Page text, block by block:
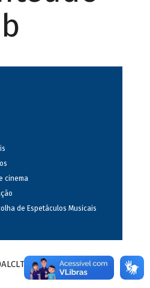
cinema
de Espetáculos Musicais